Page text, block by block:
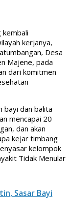
kerjanya,
Desa
Majene, pada
dari komitmen
bayi dan balita
mencapai 20
dan akan
kejar timbang
kelompok
Tidak Menular
Sasar Bayi